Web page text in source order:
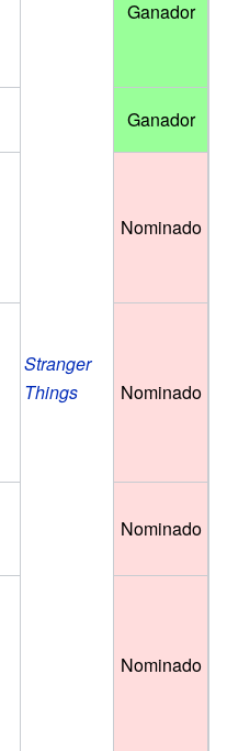
Stranger
Things
Ganador
Ganador
Nominado
Nominado
Nominado
Nominado